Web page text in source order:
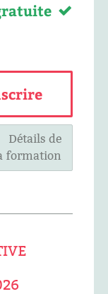
Détails de
formation